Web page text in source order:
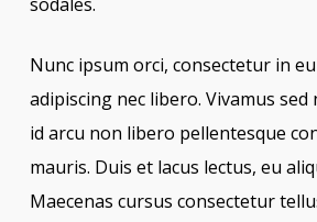
Nunc ipsum orci, consectetur in
adipiscing nec libero. Vivamus sed
id arcu non libero pellentesque
mauris. Duis et lacus lectus, eu
Maecenas cursus consectetur